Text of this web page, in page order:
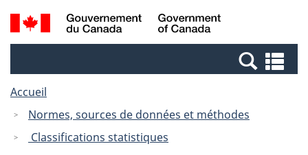
Passer
au
Passer
à
Canada
Recherche
et
et
Accueil
Normes, sources de données et méthodes
Classifications statistiques